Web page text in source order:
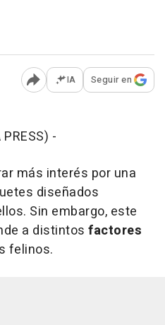
Abrir opciones para
IA Seguir en
-
más interés por una
diseñados
Sin embargo, este
a distintos factores
felinos.